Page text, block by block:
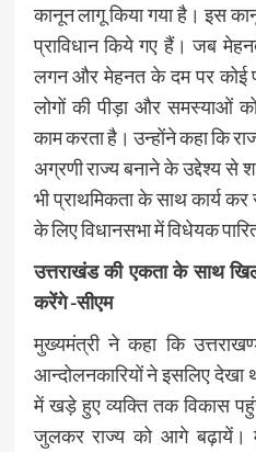
कानून लागू किया गया है। इस
प्राविधान किये गए हैं। जब
लगन और मेहनत के दम पर कोई
लोगों की पीड़ा और समस्याओं
काम करता है। उन्होंने कहा कि
अग्रणी राज्य बनाने के उद्देश्य से
भी प्राथमिकता के साथ कार्य
के लिए विधानसभा में विधेयक
उत्तराखंड की एकता के साथ
करेंगे -सीएम
मुख्यमंत्री ने कहा कि
आन्दोलनकारियों ने इसलिए देखा
में खड़े हुए व्यक्ति तक विकास
जुलकर राज्य को आगे बढ़ायें।